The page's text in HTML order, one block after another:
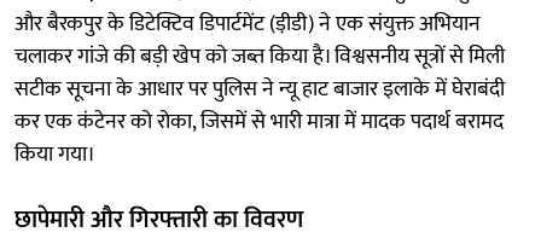
और बैरकपुर के डिटेक्टिव डिपार्टमेंट (डी़डी) ने एक संयुक्त अभियान
चलाकर गांजे की बड़ी खेप को जब्त किया है। विश्वसनीय सूत्रों से मिली
सटीक सूचना के आधार पर पुलिस ने न्यू हाट बाजार इलाके में घेराबंदी
कर एक कंटेनर को रोका, जिसमें से भारी मात्रा में मादक पदार्थ बरामद
किया गया।
छापेमारी और गिरफ्तारी का विवरण